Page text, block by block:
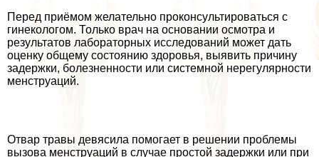
Перед приёмом желательно проконсультироваться с
гинекологом. Только врач на основании осмотра и
результатов лабораторных исследований может дать
оценку общему состоянию здоровья, выявить причину
задержки, болезненности или системной нерегулярности
мeнcтpуаций.
Отвар травы девясила помогает в решении проблемы
вызова мeнcтpуаций в случае простой задержки или при